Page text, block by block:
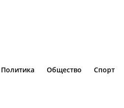
Политика Общество Спорт